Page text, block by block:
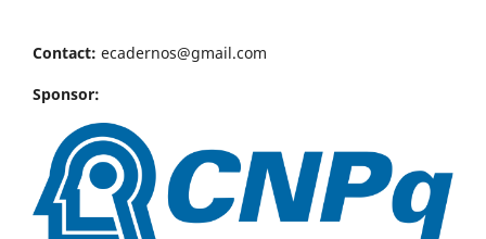
Contact: ecadernos@gmail.com
Sponsor: